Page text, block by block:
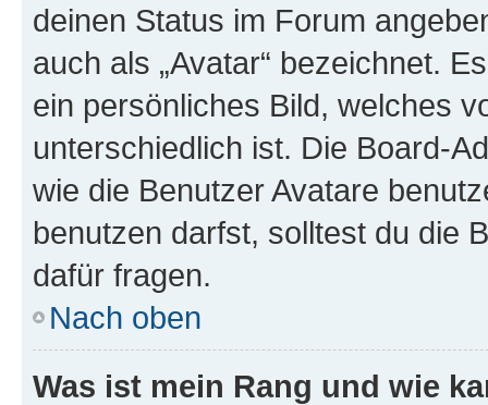
deinen Status im Forum
auch als „Avatar“ bezeichnet.
ein persönliches Bild, welches
unterschiedlich ist. Die Board-
wie die Benutzer Avatare
benutzen darfst, solltest du die
dafür fragen.
Nach oben
Was ist mein Rang und wie